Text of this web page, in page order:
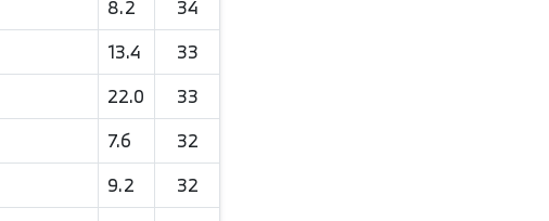
8.2
34
13.4
33
22.0
33
7.6
32
9.2
32